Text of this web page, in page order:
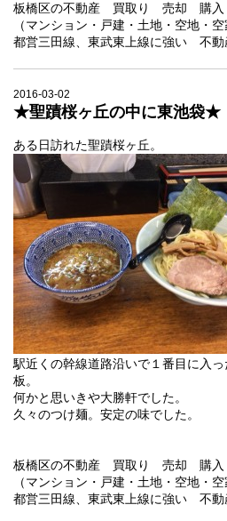
板橋区の不動産 買取り 売却 購入
（マンション・戸建・土地・空地・
都営三田線、東武東上線に強い 不動
2016-03-02
★聖蹟桜ヶ丘の中に東池袋★
ある日訪れた聖蹟桜ヶ丘。
駅近くの幹線道路沿いで１番目に入
板。
何かと思いきや大勝軒でした。
久々のつけ麺。安定の味でした。
板橋区の不動産 買取り 売却 購入
（マンション・戸建・土地・空地・
都営三田線、東武東上線に強い 不動